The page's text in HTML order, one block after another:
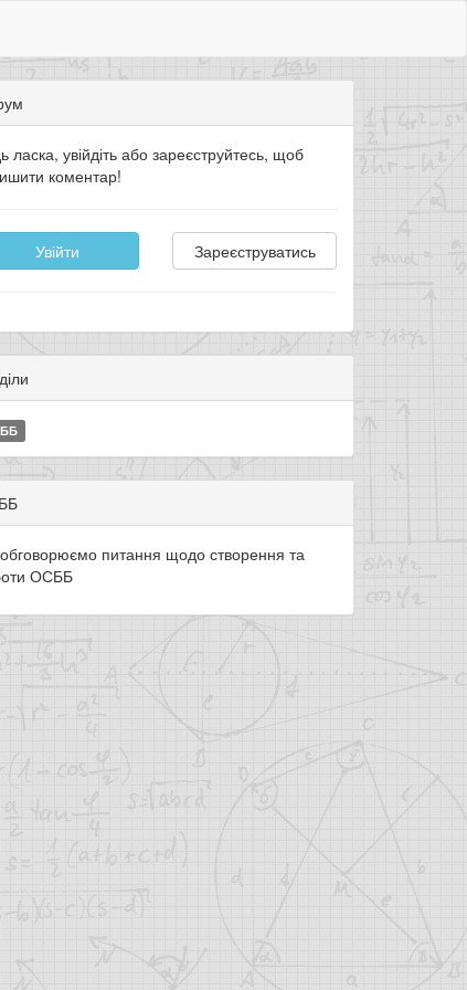
ласка, увійдіть або зареєструйтесь, щоб
коментар!
Увійти Зареєструватись
обговорюємо питання щодо створення та
ОСББ